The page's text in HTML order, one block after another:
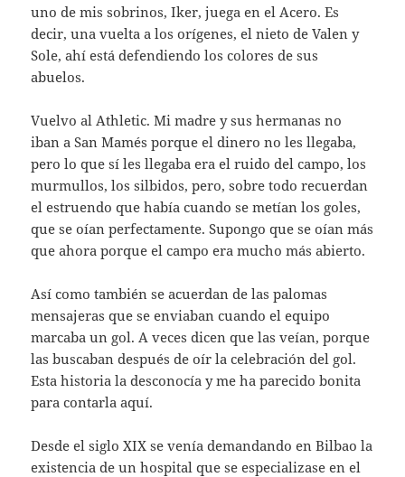
uno de mis sobrinos, Iker, juega en el Acero. Es
decir, una vuelta a los orígenes, el nieto de Valen y
Sole, ahí está defendiendo los colores de sus
abuelos.
Vuelvo al Athletic. Mi madre y sus hermanas no
iban a San Mamés porque el dinero no les llegaba,
pero lo que sí les llegaba era el ruido del campo, los
murmullos, los silbidos, pero, sobre todo recuerdan
el estruendo que había cuando se metían los goles,
que se oían perfectamente. Supongo que se oían más
que ahora porque el campo era mucho más abierto.
Así como también se acuerdan de las palomas
mensajeras que se enviaban cuando el equipo
marcaba un gol. A veces dicen que las veían, porque
las buscaban después de oír la celebración del gol.
Esta historia la desconocía y me ha parecido bonita
para contarla aquí.
Desde el siglo XIX se venía demandando en Bilbao la
existencia de un hospital que se especializase en el